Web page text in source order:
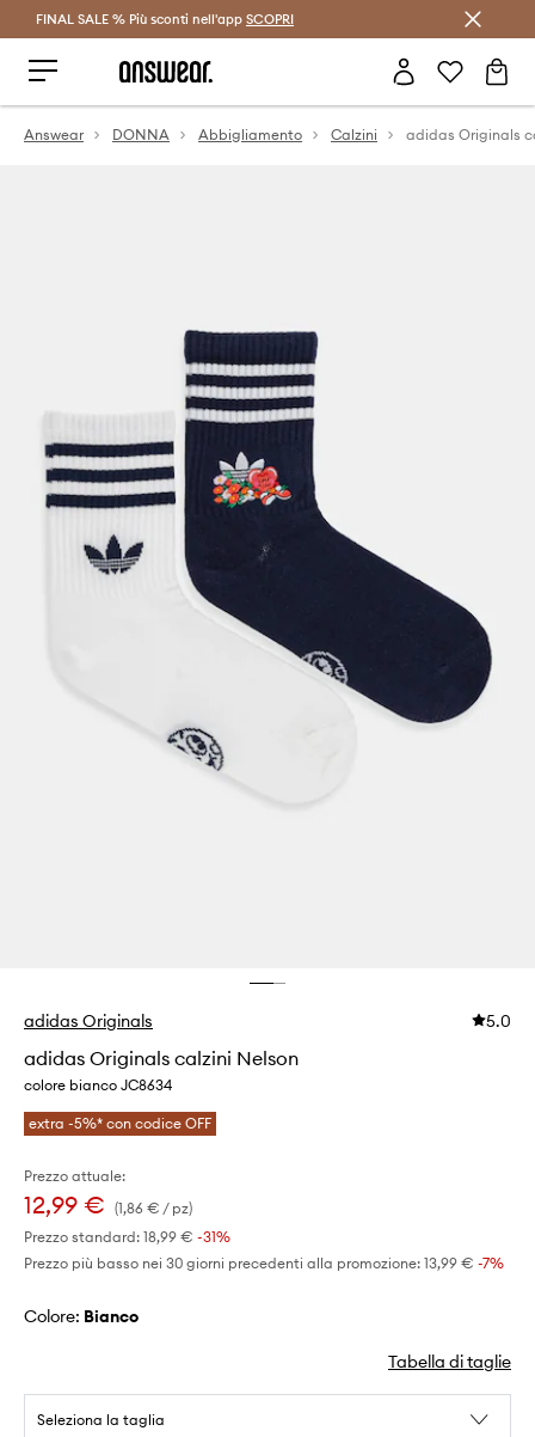
Risparmia con Answear Club >
FINAL SALE % Più sconti nell'app SCOPRI
Answear DONNA Abbigliamento Calzini adidas Originals
adidas Originals 5.0
adidas Originals calzini Nelson
colore bianco JC8634
extra -5%* con codice OFF
Prezzo attuale:
12,99 € (1,86 € / pz)
Prezzo standard: 18,99 € -31%
Prezzo più basso nei 30 giorni precedenti alla promozione: 13,99 € -7%
Colore: bianco
Tabella di taglie
Seleziona la taglia